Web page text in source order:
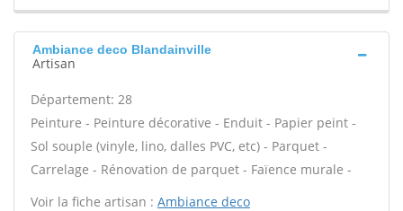
Ambiance deco Blandainville
Artisan
Département: 28
Peinture - Peinture décorative - Enduit - Papier peint -
Sol souple (vinyle, lino, dalles PVC, etc) - Parquet -
Carrelage - Rénovation de parquet - Faïence murale -
Voir la fiche artisan : Ambiance deco